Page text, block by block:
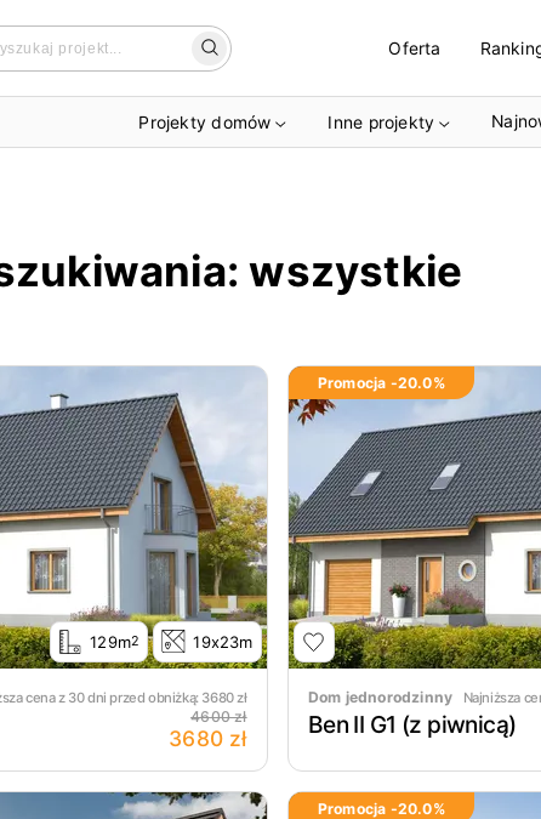
Oferta
Projekty domów Inne projekty
: wszystkie
129m2 19x23m
cena z 30 dni przed obniżką: 3680zł
4600 zł
3680 zł
Promocja -20.0%
Dom jednorodzinny Najniższa
Ben II G1 (z piwnicą)
Promocja -20.0%